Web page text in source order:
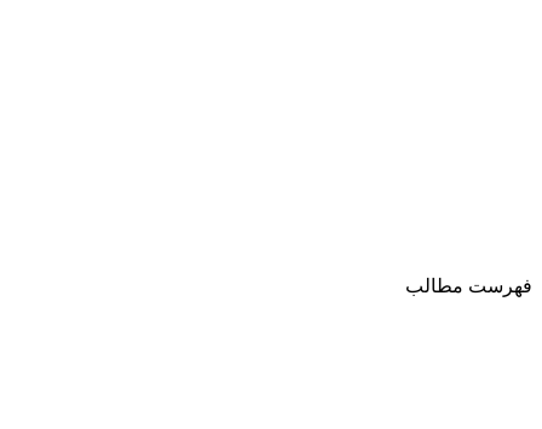
فهرست مطالب